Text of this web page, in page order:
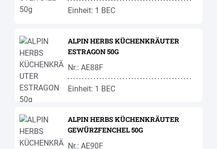
Einheit: 1 BEC
ALPIN HERBS KÜCHENKRÄUTER
ESTRAGON 50G
Nr.: AE88F
Einheit: 1 BEC
ALPIN HERBS KÜCHENKRÄUTER
GEWÜRZFENCHEL 50G
Nr.: AE90F